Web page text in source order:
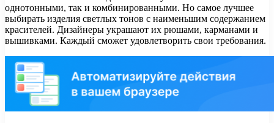
однотонными, так и комбинированными. Но самое лучшее
выбирать изделия светлых тонов с наименьшим содержанием
красителей. Дизайнеры украшают их рюшами, карманами и
вышивками. Каждый сможет удовлетворить свои требования.